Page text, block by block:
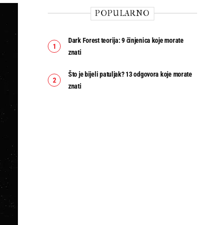
POPULARNO
Dark Forest teorija: 9 činjenica koje morate
znati
Što je bijeli patuljak? 13 odgovora koje morate
znati